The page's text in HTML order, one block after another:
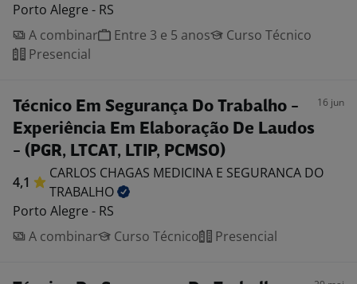
Porto Alegre - RS
A combinar
Entre 3 e 5 anos
Curso Técnico
Presencial
Técnico Em Segurança Do Trabalho -
Experiência Em Elaboração De Laudos
- (PGR, LTCAT, LTIP, PCMSO)
16 jun
4,1
CARLOS CHAGAS MEDICINA E SEGURANCA DO
TRABALHO
Porto Alegre - RS
A combinar
Curso Técnico Presencial